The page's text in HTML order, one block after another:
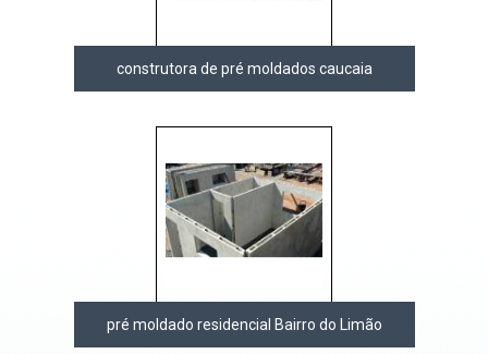
construtora de pré moldados caucaia
pré moldado residencial Bairro do Limão